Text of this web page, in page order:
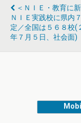
＜ＮＩＥ・教育に
ＮＩＥ実践校に県内
定／全国は５６８校(
年７月５日、社会面)